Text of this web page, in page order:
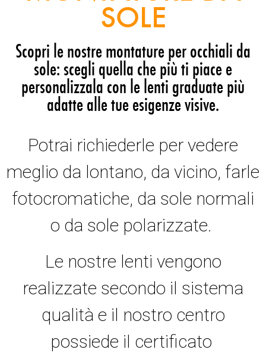
SOLE
Scopri le nostre montature per occhiali da
sole: scegli quella che più ti piace e
personalizzala con le lenti graduate più
adatte alle tue esigenze visive.
Potrai richiederle per vedere
meglio da lontano, da vicino, farle
fotocromatiche, da sole normali
o da sole polarizzate.
Le nostre lenti vengono
realizzate secondo il sistema
qualità e il nostro centro
possiede il certificato